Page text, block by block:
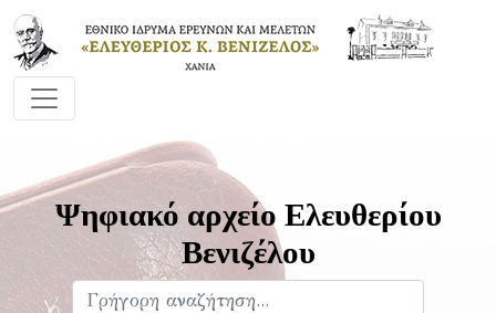
Ψηφιακό αρχείο Ελευθερίου
Βενιζέλου